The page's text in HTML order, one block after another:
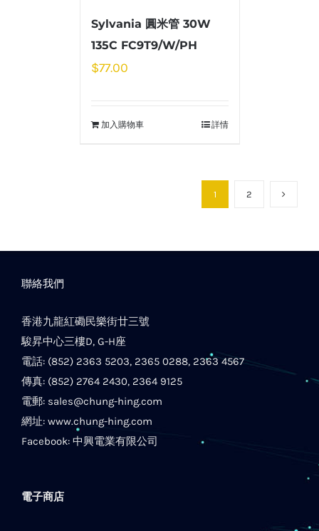
Sylvania 圓米管 30W
135C FC9T9/W/PH
$77.00
加入購物車 詳情
1 2
聯絡我們
香港九龍紅磡民樂街廿三號
駿昇中心三樓D, G-H座
電話: (852) 2363 5203, 2365 0288, 2363 4567
傳真: (852) 2764 2430, 2364 9125
電郵: sales@chung-hing.com
網址: www.chung-hing.com
Facebook: 中興電業有限公司
電子商店